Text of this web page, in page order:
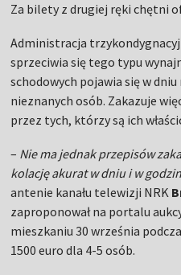
Za bilety z drugiej ręki chętni
Administracja
sprzeciwia się tego typu
schodowych pojawia się w
nieznanych osób. Zakazuje
przez tych, którzy są ich
– Nie ma jednak przepisów
kolację akurat w dniu i w
antenie kanału telewizji NRK
zaproponował na portalu
mieszkaniu 30 września
1500 euro dla 4-5 osób.